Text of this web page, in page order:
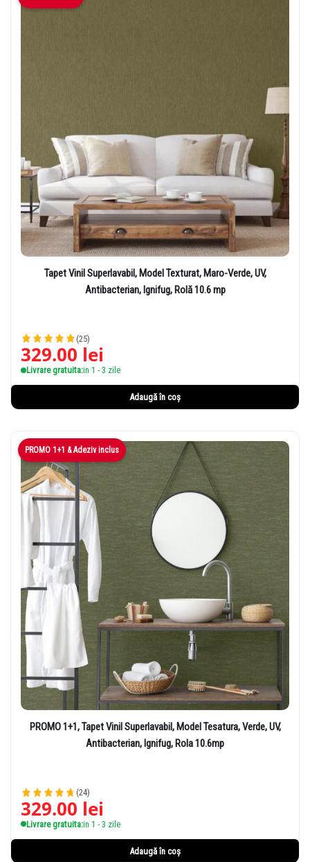
Tapet Vinil Superlavabil, Model Texturat, Maro-Verde, UV,
Antibacterian, Ignifug, Rolă 10.6 mp
(25)
329.00 lei
Livrare gratuita:in 1 - 3 zile
Adaugă în coș
PROMO 1+1 & Adeziv inclus
PROMO 1+1, Tapet Vinil Superlavabil, Model Tesatura, Verde, UV,
Antibacterian, Ignifug, Rola 10.6mp
(24)
329.00 lei
Livrare gratuita:in 1 - 3 zile
Adaugă în coș